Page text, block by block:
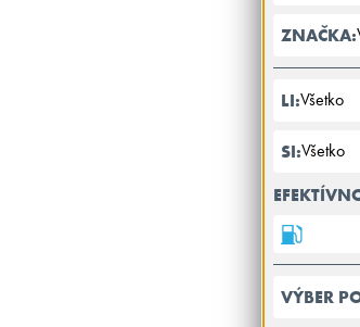
ZNAČKA:
LI:Všetko
SI:Všetko
VÝBER